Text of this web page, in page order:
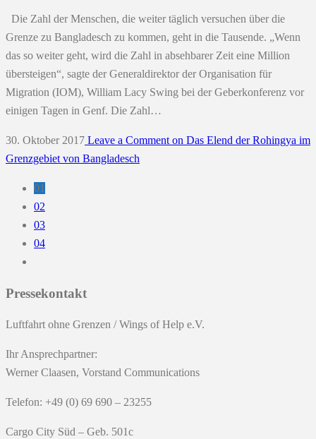
Die Zahl der Menschen, die weiter täglich versuchen über die
Grenze zu Bangladesch zu kommen, geht in die Tausende. „Wenn
das so weiter geht, wird die Zahl in absehbarer Zeit eine Million
übersteigen“, sagte der Generaldirektor der Organisation für
Migration (IOM), William Lacy Swing bei der Geberkonferenz vor
einigen Tagen in Genf. Die Zahl…
30. Oktober 2017 Leave a Comment on Das Elend der Rohingya im
Grenzgebiet von Bangladesch
01
02
03
04
Pressekontakt
Luftfahrt ohne Grenzen / Wings of Help e.V.
Ihr Ansprechpartner:
Werner Claasen, Vorstand Communications
Telefon: +49 (0) 69 690 – 23255
Cargo City Süd – Geb. 501c